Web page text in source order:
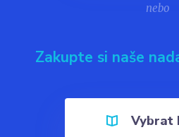
nebo
Zakupte si naše
Vybrat